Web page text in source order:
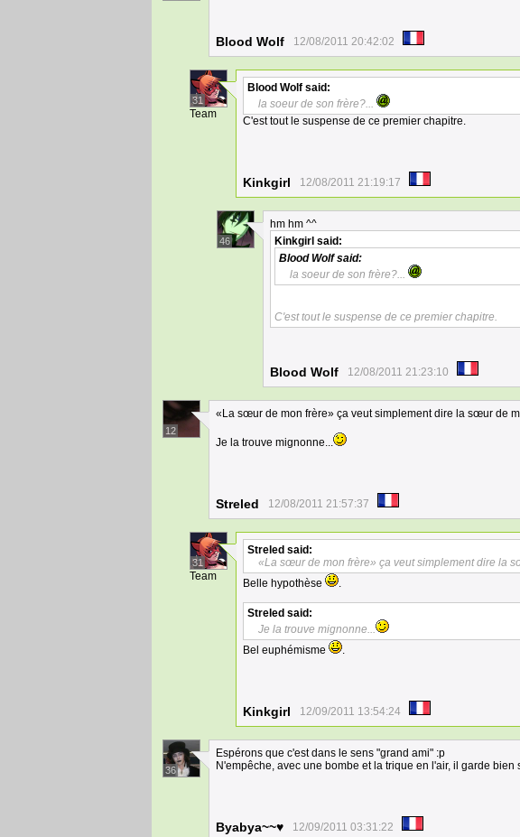
Blood Wolf 12/08/2011 20:42:02
31
Team
Blood Wolf said:
la soeur de son frère?...
C'est tout le suspense de ce premier chapitre.
Kinkgirl 12/08/2011 21:19:17
46
hm hm ^^
Kinkgirl said:
Blood Wolfsaid:
la soeur de son frère?...
C'est tout le suspense de ce premier chapitre.
Blood Wolf 12/08/2011 21:23:10
12
«La sœur de mon frère» ça veut simplement dire la sœur de
Je la trouve mignonne...
Streled 12/08/2011 21:57:37
31
Team
Streled said:
«La sœur de mon frère» ça veut simplement dire la
Belle hypothèse
.
Streled said:
Je la trouve mignonne...
Bel euphémisme
.
Kinkgirl 12/09/2011 13:54:24
36
Espérons que c'est dans le sens "grand ami" :p
N'empêche, avec une bombe et la trique en l'air, il garde bien
Byabya~~♥ 12/09/2011 03:31:22